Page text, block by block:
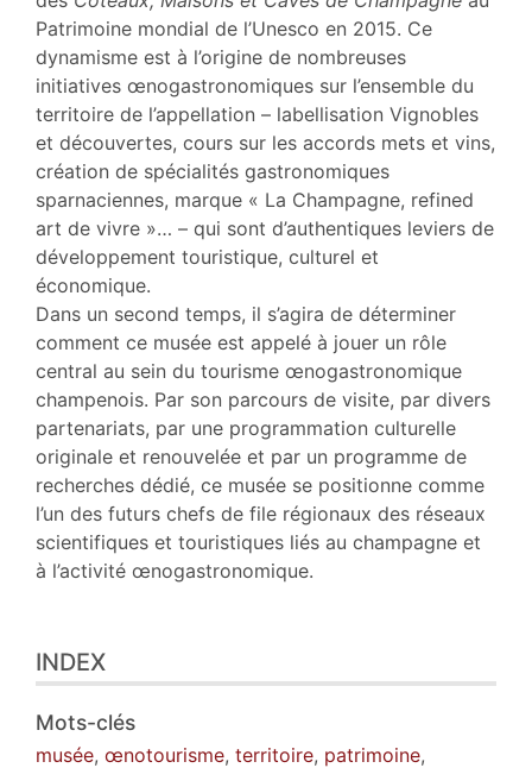
Patrimoine mondial de l’Unesco en 2015. Ce
dynamisme est à l’origine de nombreuses
initiatives œnogastronomiques sur l’ensemble du
territoire de l’appellation – labellisation Vignobles
et découvertes, cours sur les accords mets et vins,
création de spécialités gastronomiques
sparnaciennes, marque « La Champagne, refined
art de vivre »… – qui sont d’authentiques leviers de
développement touristique, culturel et
économique.
Dans un second temps, il s’agira de déterminer
comment ce musée est appelé à jouer un rôle
central au sein du tourisme œnogastronomique
champenois. Par son parcours de visite, par divers
partenariats, par une programmation culturelle
originale et renouvelée et par un programme de
recherches dédié, ce musée se positionne comme
l’un des futurs chefs de file régionaux des réseaux
scientifiques et touristiques liés au champagne et
à l’activité œnogastronomique.
INDEX
Mots-clés
musée, œnotourisme, territoire, patrimoine,